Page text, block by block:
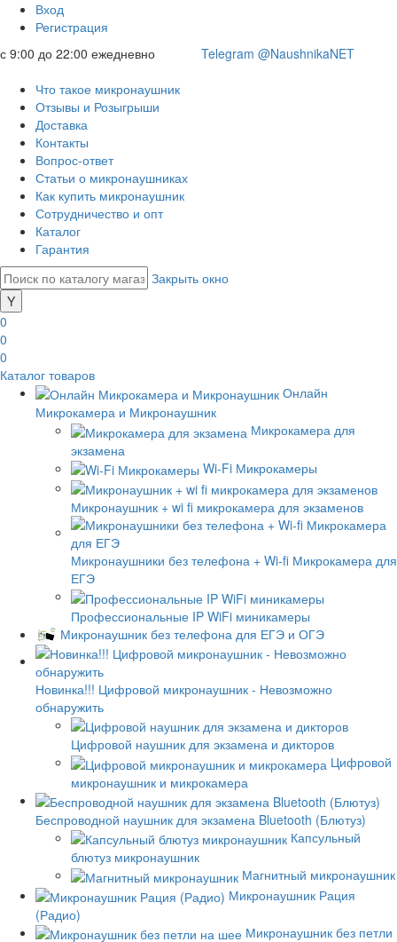
Вход
Регистрация
с 9:00 до 22:00 ежедневно
Telegram @NaushnikaNET
Что такое микронаушник
Отзывы и Розыгрыши
Доставка
Контакты
Вопрос-ответ
Статьи о микронаушниках
Как купить микронаушник
Сотрудничество и опт
Каталог
Гарантия
Закрыть окно
0
0
0
Каталог товаров
Онлайн
Микрокамера и Микронаушник
Микрокамера для
экзамена
Wi-Fi Микрокамеры
Микронаушник + wi fi микрокамера для экзаменов
Микронаушники без телефона + Wi-fi Микрокамера для
ЕГЭ
Профессиональные IP WiFi миникамеры
Микронаушник без телефона для ЕГЭ и ОГЭ
Новинка!!! Цифровой микронаушник - Невозможно
обнаружить
Цифровой наушник для экзамена и дикторов
Цифровой
микронаушник и микрокамера
Беспроводной наушник для экзамена Bluetooth (Блютуз)
Капсульный
блютуз микронаушник
Магнитный микронаушник
Микронаушник Рация
(Радио)
Микронаушник без петли